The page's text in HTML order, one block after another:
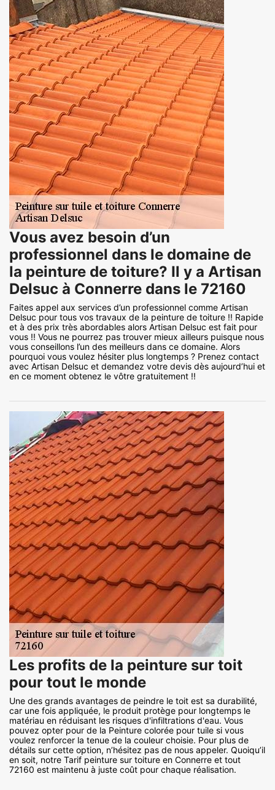
Vous avez besoin d’un
professionnel dans le domaine de
la peinture de toiture? Il y a Artisan
Delsuc à Connerre dans le 72160
Faites appel aux services d’un professionnel comme Artisan
Delsuc pour tous vos travaux de la peinture de toiture !! Rapide
et à des prix très abordables alors Artisan Delsuc est fait pour
vous !! Vous ne pourrez pas trouver mieux ailleurs puisque nous
vous conseillons l’un des meilleurs dans ce domaine. Alors
pourquoi vous voulez hésiter plus longtemps ? Prenez contact
avec Artisan Delsuc et demandez votre devis dès aujourd’hui et
en ce moment obtenez le vôtre gratuitement !!
Les profits de la peinture sur toit
pour tout le monde
Une des grands avantages de peindre le toit est sa durabilité,
car une fois appliquée, le produit protège pour longtemps le
matériau en réduisant les risques d'infiltrations d'eau. Vous
pouvez opter pour de la Peinture colorée pour tuile si vous
voulez renforcer la tenue de la couleur choisie. Pour plus de
détails sur cette option, n’hésitez pas de nous appeler. Quoiqu’il
en soit, notre Tarif peinture sur toiture en Connerre et tout
72160 est maintenu à juste coût pour chaque réalisation.